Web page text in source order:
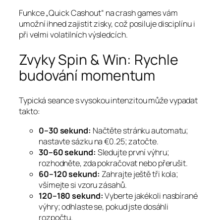
Funkce „Quick Cashout“ na crash games vám
umožní ihned zajistit zisky, což posiluje disciplínu i
při velmi volatilních výsledcích.
Zvyky Spin & Win: Rychle
budování momentum
Typická seance s vysokou intenzitou může vypadat
takto:
0–30 sekund: Načtěte stránku automatu;
nastavte sázku na €0.25; zatočte.
30–60 sekund: Sledujte první výhru;
rozhodněte, zda pokračovat nebo přerušit.
60–120 sekund: Zahrajte ještě tři kola;
všímejte si vzoru zásahů.
120–180 sekund:Vyberte jakékoli nasbírané
výhry; odhlaste se, pokud jste dosáhli
rozpočtu.